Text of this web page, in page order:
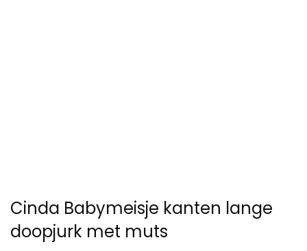
Cinda Babymeisje kanten lange
doopjurk met muts